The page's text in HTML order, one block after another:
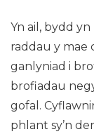
Yn ail, bydd
raddau y mae
ganlyniad i
brofiadau
gofal.
phlant sy’n